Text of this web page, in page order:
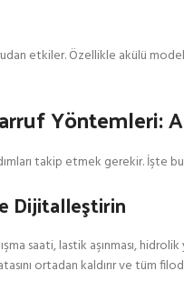
etkiler. Özellikle akülü
Yöntemleri:
takip etmek gerekir.
Dijitalleştirin
saati, lastik aşınması,
ortadan kaldırır ve tüm